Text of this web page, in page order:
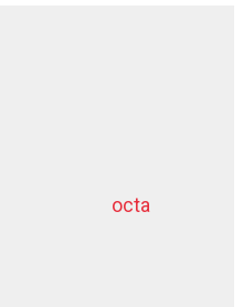
octa
dziļurbums